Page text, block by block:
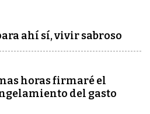
ahí sí, vivir sabroso
horas firmaré el
del gasto